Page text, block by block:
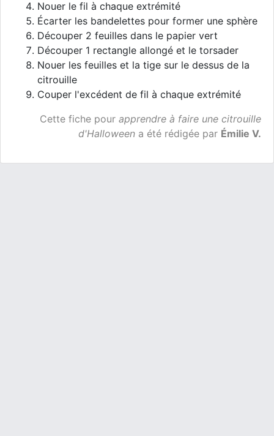
Nouer le fil à chaque extrémité
Écarter les bandelettes pour former une sphère
Découper 2 feuilles dans le papier vert
Découper 1 rectangle allongé et le torsader
Nouer les feuilles et la tige sur le dessus de la
citrouille
Couper l'excédent de fil à chaque extrémité
Cette fiche pour apprendre à faire une citrouille
d'Halloween a été rédigée par Émilie V.